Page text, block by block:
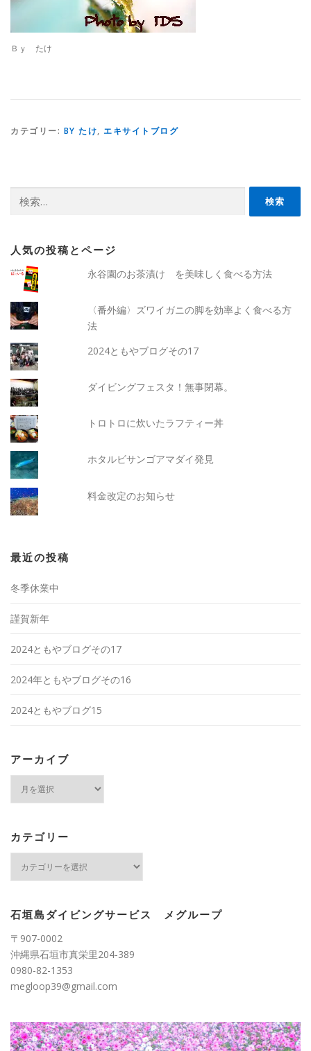
Ｂｙ たけ
カテゴリー: BY たけ, エキサイトブログ
索:
人気の投稿とページ
永谷園のお茶漬け を美味しく食べる方法
〈番外編〉ズワイガニの脚を効率よく食べる方
法
2024ともやブログその17
ダイビングフェスタ！無事閉幕。
トロトロに炊いたラフティー丼
ホタルビサンゴアマダイ発見
料金改定のお知らせ
最近の投稿
冬季休業中
謹賀新年
2024ともやブログその17
2024年ともやブログその16
2024ともやブログ15
アーカイブ
ブ
カテゴリー
ー
石垣島ダイビングサービス メグループ
〒907-0002
沖縄県石垣市真栄里204-389
0980-82-1353
megloop39@gmail.com